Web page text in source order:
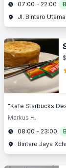
07:00 - 22:00
"Kafe Starbucks
Markus H.
08:00 - 23:00